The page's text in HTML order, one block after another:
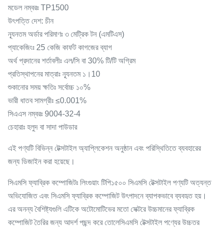
মডেল নম্বরঃ TP1500
উৎপত্তি দেশ: চীন
ন্যূনতম অর্ডার পরিমাণঃ ৩ মেট্রিক টন (এমটিএস)
প্যাকেজিংঃ 25 কেজি কার্ফট কাগজের ব্যাগ
অর্থ প্রদানের শর্তাবলীঃ এল/সি বা 30% টি/টি অগ্রিম
প্রতিস্থাপনের মাত্রাঃ ন্যূনতম ১।10
শুকানোর সময় ক্ষতিঃ সর্বোচ্চ ১০%
ভারী ধাতব সামগ্রীঃ ≤0.001%
সিএএস নম্বরঃ 9004-32-4
চেহারাঃ হলুদ বা সাদা পাউডার
এই পণ্যটি বিভিন্ন টেক্সটাইল অ্যাপ্লিকেশন অনুষ্ঠান এবং পরিস্থিতিতে ব্যবহারের
জন্য ডিজাইন করা হয়েছে।
সিএমসি ফ্যাব্রিক কম্পোজিটঃ লিংগুয়াং টিপি১৫০০ সিএমসি টেক্সটাইল পণ্যটি অত্যন্ত
অভিযোজিত এবং সিএমসি ফ্যাব্রিক কম্পোজিট উৎপাদনে ব্যাপকভাবে ব্যবহৃত হয়।
এর অনন্য বৈশিষ্ট্যগুলি এটিকে অটোমোটিভের মতো সেক্টরে উচ্চমানের ফ্যাব্রিক
কম্পোজিট তৈরির জন্য আদর্শ পছন্দ করে তোলেসিএমসি টেক্সটাইল পণ্যের উচ্চতর